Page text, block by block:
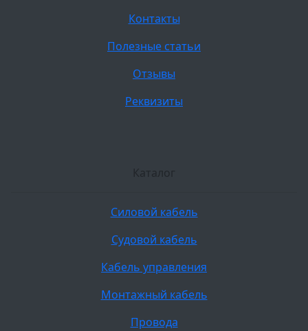
Контакты
Полезные статьи
Отзывы
Реквизиты
Каталог
Силовой кабель
Судовой кабель
Кабель управления
Монтажный кабель
Провода